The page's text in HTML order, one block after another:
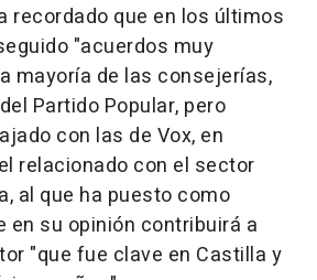
recordado que en los últimos
"acuerdos muy
mayoría de las consejerías,
Partido Popular, pero
con las de Vox, en
relacionado con el sector
al que ha puesto como
en su opinión contribuirá a
"que fue clave en Castilla y